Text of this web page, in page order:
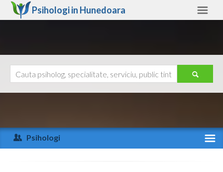
Psihologi in Hunedoara
Arad
Arges
Ajutor
Psihologi